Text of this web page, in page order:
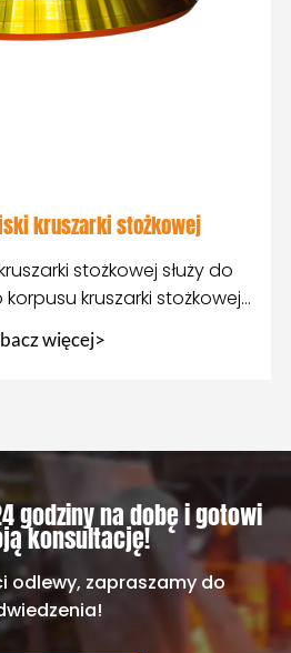
kruszarki stożkowej
stożkowej służy do
kruszarki stożkowej i
profesjonalizacji
więcej>
godziny na dobę i gotowi
konsultację!
odlewy, zapraszamy do